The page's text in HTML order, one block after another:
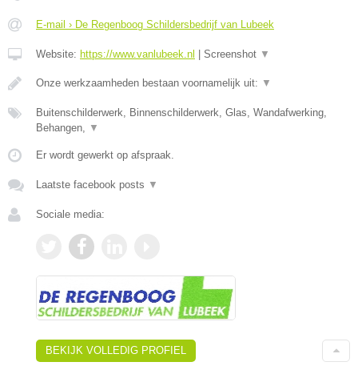
E-mail › De Regenboog Schildersbedrijf van Lubeek
Website: https://www.vanlubeek.nl Screenshot ▼
Onze werkzaamheden bestaan voornamelijk uit: ▼
Buitenschilderwerk, Binnenschilderwerk, Glas, Wandafwerking,
Behangen, ▼
Er wordt gewerkt op afspraak.
Laatste facebook posts ▼
Sociale media:
BEKIJK VOLLEDIG PROFIEL